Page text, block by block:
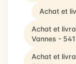
Achat et
Achat et
Vannes -
Achat et